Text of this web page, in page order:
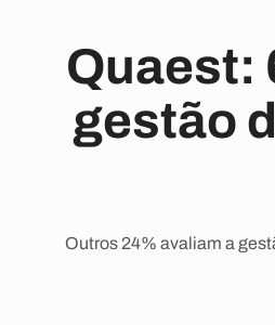
Quaest:
gestão
Outros 24% avaliam a